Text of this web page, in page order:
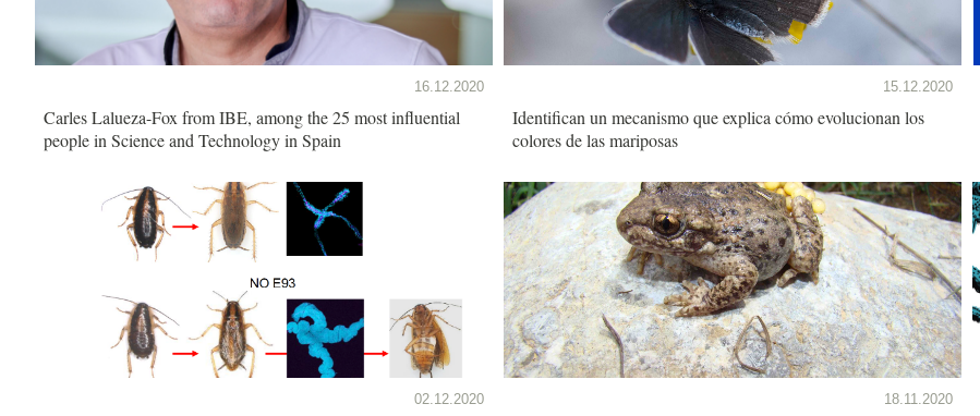
16.12.2020
Carles Lalueza-Fox from IBE, among the 25 most influential
people in Science and Technology in Spain
15.12.2020
Identifican un mecanismo que explica cómo evolucionan los
colores de las mariposas
02.12.2020 18.11.2020